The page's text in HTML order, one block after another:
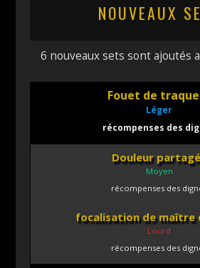
NOUVEAUX
6 nouveaux sets sont ajoutés
Fouet de
Léger
récompenses des
Douleur
Moyen
récompenses des
focalisation de maître
Lourd
récompenses des